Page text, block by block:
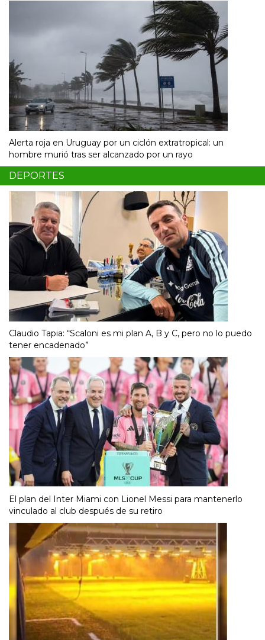
Alerta roja en Uruguay por un ciclón extratropical: un
hombre murió tras ser alcanzado por un rayo
DEPORTES
Claudio Tapia: “Scaloni es mi plan A, B y C, pero no lo puedo
tener encadenado”
El plan del Inter Miami con Lionel Messi para mantenerlo
vinculado al club después de su retiro